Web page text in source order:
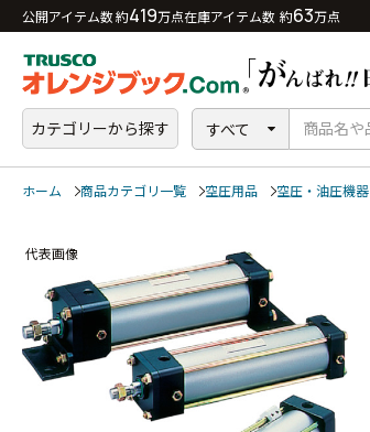
公開アイテム数 約419万点在庫アイテム数 約63万点
カテゴリーから探す すべて
ホーム 商品カテゴリ一覧 空圧用品 空圧・油圧機器
代表画像